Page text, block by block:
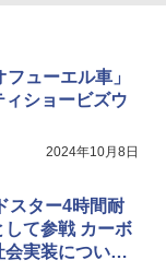
ューエル車」
ショービズウ
2024年10月8日
スター4時間耐
て参戦 カーボ
実装について